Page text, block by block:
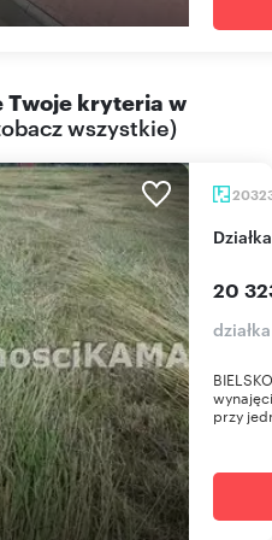
Twoje kryteria w
wszystkie)
20
przy